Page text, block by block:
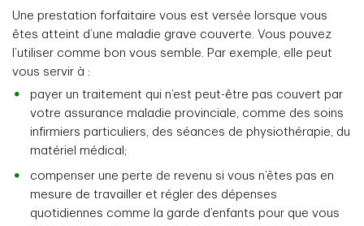
Une prestation forfaitaire vous est versée lorsque vous
êtes atteint d’une maladie grave couverte. Vous pouvez
l’utiliser comme bon vous semble. Par exemple, elle peut
vous servir à :
payer un traitement qui n’est peut-être pas couvert par
votre assurance maladie provinciale, comme des soins
infirmiers particuliers, des séances de physiothérapie, du
matériel médical;
compenser une perte de revenu si vous n’êtes pas en
mesure de travailler et régler des dépenses
quotidiennes comme la garde d’enfants pour que vous